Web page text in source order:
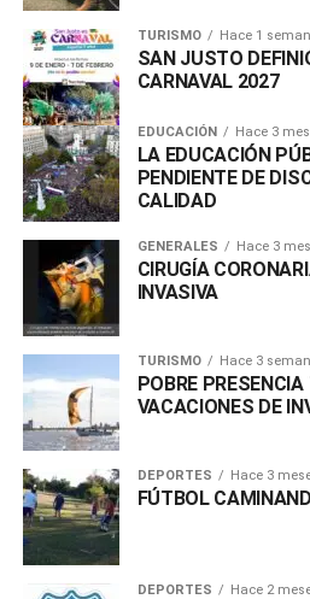
TURISMO Hace 1
SAN JUSTO
CARNAVAL 2027
EDUCACIÓN Hace 3
LA EDUCACIÓN
PENDIENTE DE
CALIDAD
GENERALES Hace 3
CIRUGÍA
INVASIVA
TURISMO Hace 3
POBRE
VACACIONES DE
DEPORTES Hace 3
FÚTBOL
DEPORTES Hace 2